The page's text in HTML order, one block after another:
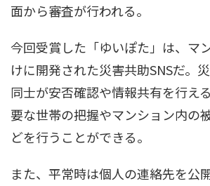
面から審査が行われる。
今回受賞した「ゆいぽた」は、マ
けに開発された災害共助SNSだ。
同士が安否確認や情報共有を行え
要な世帯の把握やマンション内の
どを行うことができる。
また、平常時は個人の連絡先を公